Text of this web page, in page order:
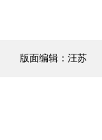
版面编辑：汪苏